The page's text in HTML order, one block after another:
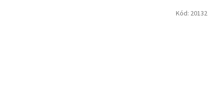
Kód: 20132